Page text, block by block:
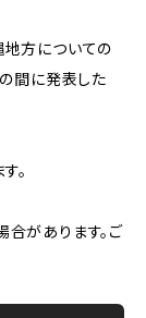
方についての
間に発表した
。
があります。ご